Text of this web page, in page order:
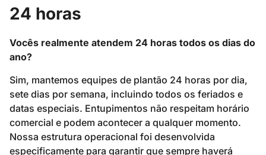
24 horas
Vocês realmente atendem 24 horas todos os dias do
ano?
Sim, mantemos equipes de plantão 24 horas por dia,
sete dias por semana, incluindo todos os feriados e
datas especiais. Entupimentos não respeitam horário
comercial e podem acontecer a qualquer momento.
Nossa estrutura operacional foi desenvolvida
especificamente para garantir que sempre haverá